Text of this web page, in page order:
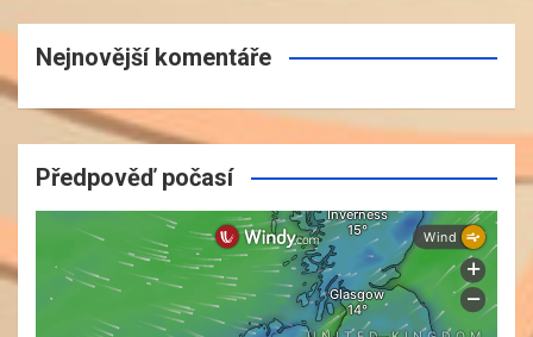
Nejnovější komentáře
Předpověď počasí